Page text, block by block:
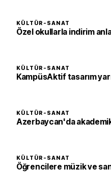
KÜLTÜR-SANAT
Özel okullarla indirim
KÜLTÜR-SANAT
KampüsAktif tasarım
KÜLTÜR-SANAT
Azerbaycan'da
KÜLTÜR-SANAT
Öğrencilere müzik ve